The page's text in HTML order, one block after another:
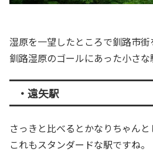
湿原を一望したところで釧路市街
釧路湿原のゴールにあった小さな
・遠矢駅
さっきと比べるとかなりちゃんと
これもスタンダードな駅ですね。